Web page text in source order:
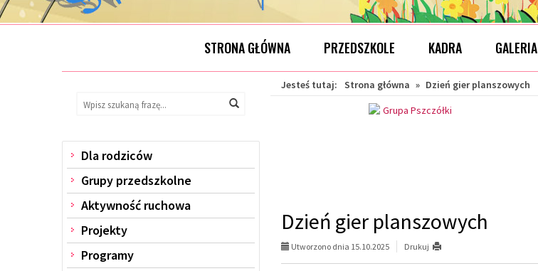
STRONA GŁÓWNA PRZEDSZKOLE KADRA GALERIA
Wyszukiwarka
Wyszukaj
na
Wyszukaj
Menu
Dla rodziców
Grupy przedszkolne
Aktywność ruchowa
Projekty
Programy
Jesteś tutaj: Strona główna » Dzień gier planszowych
Dzień gier planszowych
Utworzono dnia 15.10.2025 Drukuj